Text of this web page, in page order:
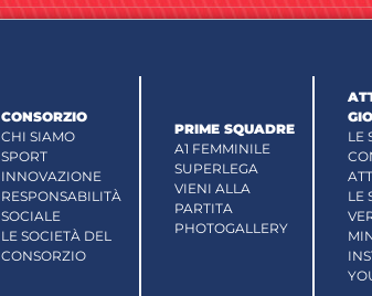
CONSORZIO
CHI SIAMO
SPORT
INNOVAZIONE
RESPONSABILITÀ
SOCIALE
LE SOCIETÀ DEL
CONSORZIO
PRIME SQUADRE
A1 FEMMINILE
SUPERLEGA
VIENI ALLA
PARTITA
PHOTOGALLERY
LE
LE